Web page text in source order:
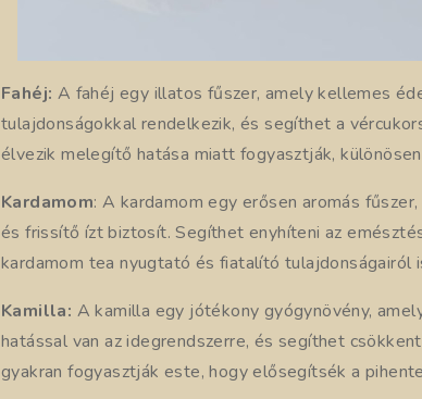
Fahéj: A fahéj egy illatos fűszer, amely kellemes
tulajdonságokkal rendelkezik, és segíthet a
élvezik melegítő hatása miatt fogyasztják,
Kardamom: A kardamom egy erősen aromás
és frissítő ízt biztosít. Segíthet enyhíteni az
kardamom tea nyugtató és fiatalító tulajdonságairól
Kamilla: A kamilla egy jótékony gyógynövény,
hatással van az idegrendszerre, és segíthet
gyakran fogyasztják este, hogy elősegítsék a